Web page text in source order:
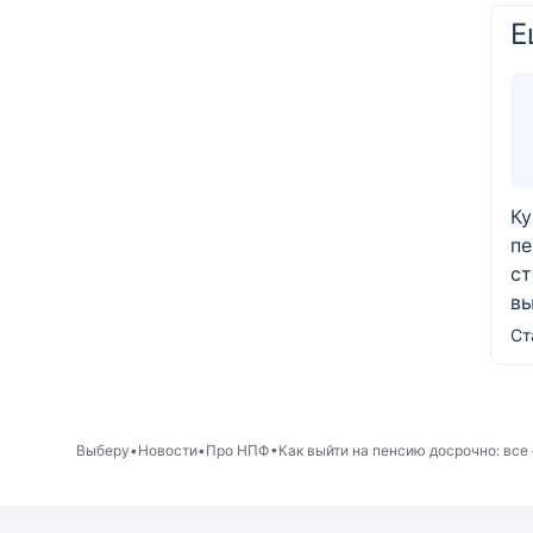
Выберу Новости Про НПФ Как выйти на пенсию досрочно: